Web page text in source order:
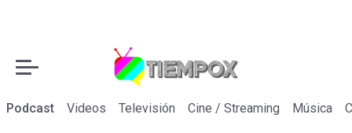
Podcast Videos Televisión Cine / Streaming Música